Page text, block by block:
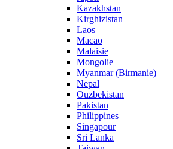
Kazakhstan
Kirghizistan
Laos
Macao
Malaisie
Mongolie
Myanmar (Birmanie)
Nepal
Ouzbekistan
Pakistan
Philippines
Singapour
Sri Lanka